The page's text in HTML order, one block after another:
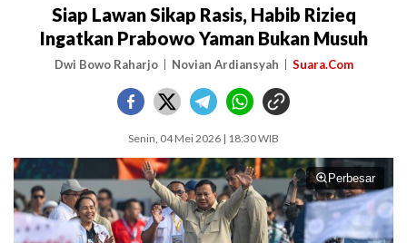
Siap Lawan Sikap Rasis, Habib Rizieq
Ingatkan Prabowo Yaman Bukan Musuh
Dwi Bowo Raharjo Novian Ardiansyah Suara.Com
Senin, 04 Mei 2026 | 18:30 WIB
Perbesar